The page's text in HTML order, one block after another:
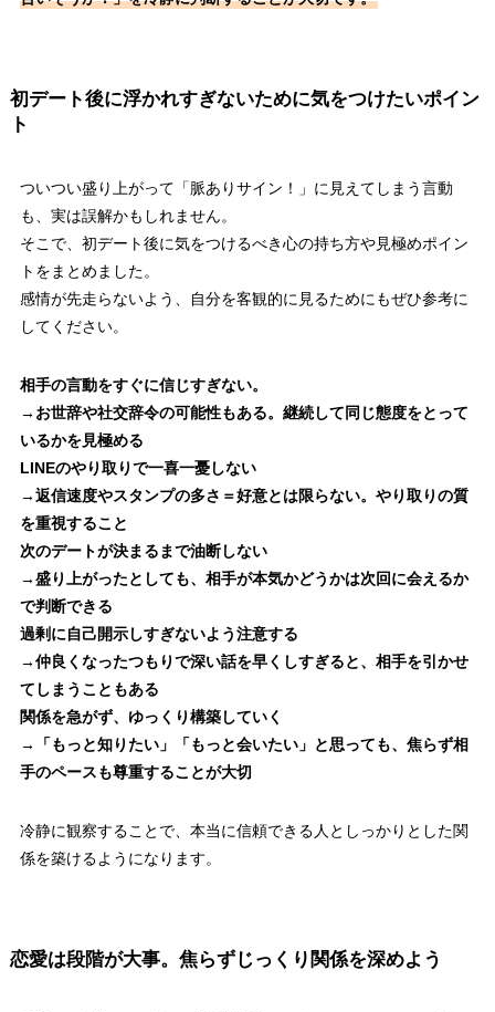
初デート後に浮かれすぎないために気をつけたいポイン
ト
ついつい盛り上がって「脈ありサイン！」に見えてしまう言動
も、実は誤解かもしれません。
そこで、初デート後に気をつけるべき心の持ち方や見極めポイン
トをまとめました。
感情が先走らないよう、自分を客観的に見るためにもぜひ参考に
してください。
相手の言動をすぐに信じすぎない。
→お世辞や社交辞令の可能性もある。継続して同じ態度をとって
いるかを見極める
LINEのやり取りで一喜一憂しない
→返信速度やスタンプの多さ＝好意とは限らない。やり取りの質
を重視すること
次のデートが決まるまで油断しない
→盛り上がったとしても、相手が本気かどうかは次回に会えるか
で判断できる
過剰に自己開示しすぎないよう注意する
→仲良くなったつもりで深い話を早くしすぎると、相手を引かせ
てしまうこともある
関係を急がず、ゆっくり構築していく
→「もっと知りたい」「もっと会いたい」と思っても、焦らず相
手のペースも尊重することが大切
冷静に観察することで、本当に信頼できる人としっかりとした関
係を築けるようになります。
恋愛は段階が大事。焦らずじっくり関係を深めよう